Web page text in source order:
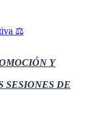
⚖️
Y
SESIONES DE